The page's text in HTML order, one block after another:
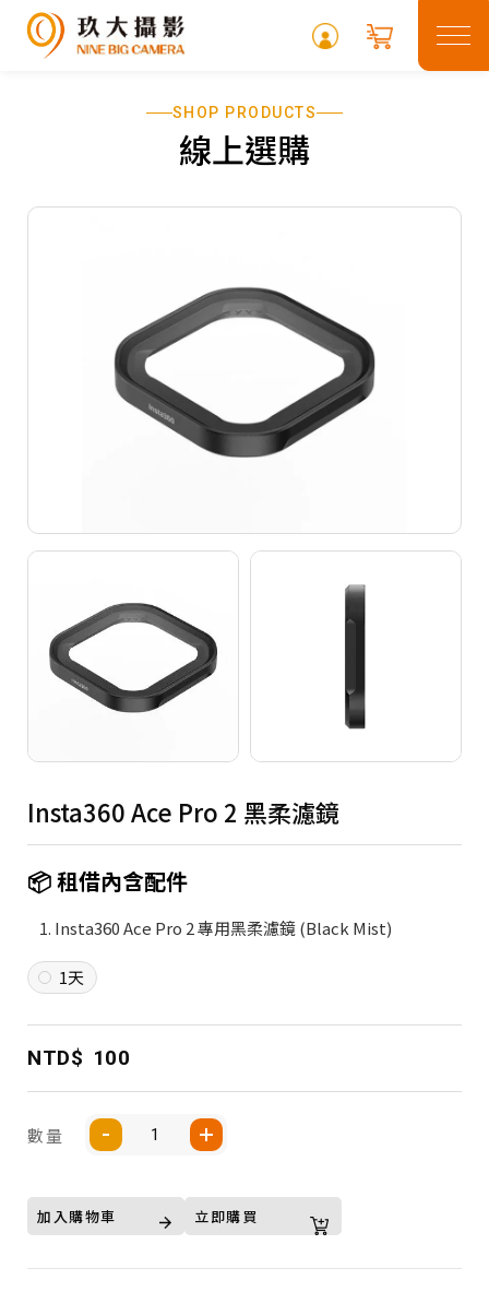
SHOP PRODUCTS
線上選購
Insta360 Ace Pro 2 黑柔濾鏡
📦 租借內含配件
Insta360 Ace Pro 2 專用黑柔濾鏡 (Black Mist)
1天
NTD$ 100
數量
加入購物車 立即購買
關於玖大
常見問題
聯絡我們
Copyright ©2026NINE ZERO PLURAL INC. All Rights Reserved.